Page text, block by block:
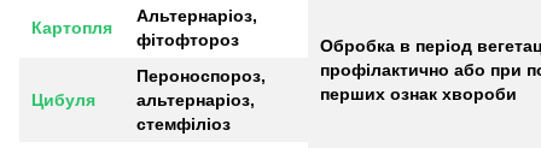
Обробка в період
профілактично або при
перших ознак хвороби
Картопля
Альтернаріоз,
фітофтороз
Цибуля
Пероноспороз,
альтернаріоз,
стемфіліоз